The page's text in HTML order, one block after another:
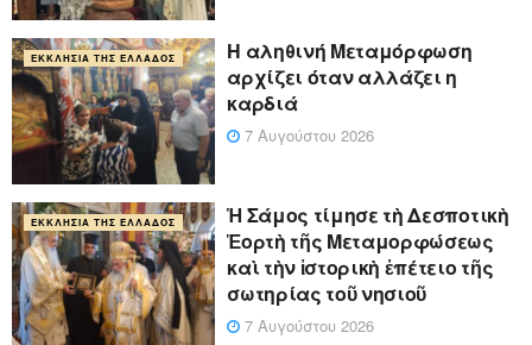
ΕΚΚΛΗΣΊΑ ΤΗΣ ΕΛΛΆΔΟΣ
Η αληθινή Μεταμόρφωση
αρχίζει όταν αλλάζει η
καρδιά
7 Αυγούστου 2026
ΕΚΚΛΗΣΊΑ ΤΗΣ ΕΛΛΆΔΟΣ
Ἡ Σάμος τίμησε τὴ Δεσποτικὴ
Ἑορτὴ τῆς Μεταμορφώσεως
καὶ τὴν ἱστορικὴ ἐπέτειο τῆς
σωτηρίας τοῦ νησιοῦ
7 Αυγούστου 2026